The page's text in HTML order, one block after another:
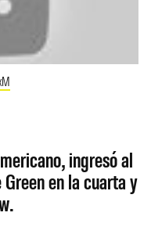
ingresó al
en la cuarta y